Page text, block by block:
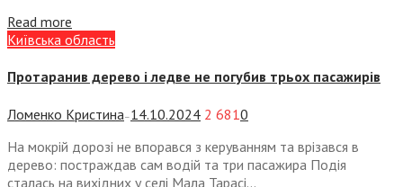
Read more
Київська область
Протаранив дерево і ледве не погубив трьох пасажирів
Ломенко Кристина — 14.10.2024 2 6810
На мокрій дорозі не впорався з керуванням та врізався в
дерево: постраждав сам водій та три пасажира Подія
сталась на вихідних у селі Мала Тарасі...